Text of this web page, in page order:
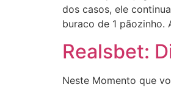
dos casos, ele
buraco de 1
Realsbet:
Neste Momento que